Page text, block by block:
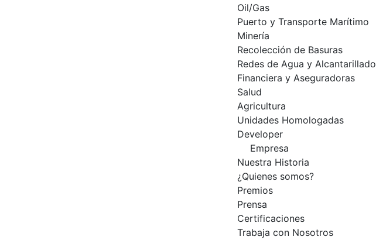
Oil/Gas
Puerto y Transporte Marítimo
Minería
Recolección de Basuras
Redes de Agua y Alcantarillado
Financiera y Aseguradoras
Salud
Agricultura
Unidades Homologadas
Developer
Empresa
Nuestra Historia
¿Quienes somos?
Premios
Prensa
Certificaciones
Trabaja con Nosotros